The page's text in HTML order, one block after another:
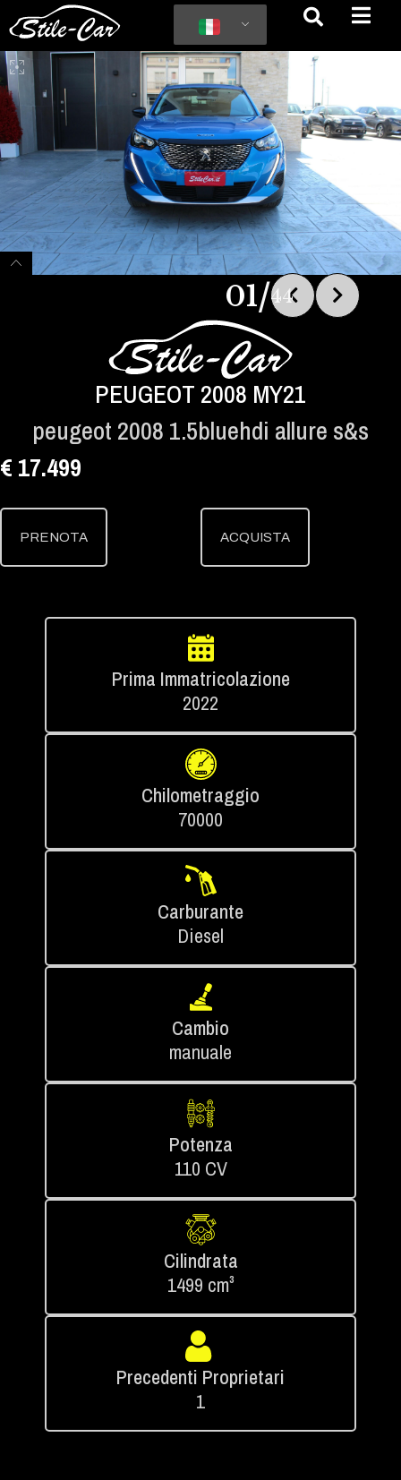
01/44
PEUGEOT 2008 MY21
peugeot 2008 1.5bluehdi allure s&s
€ 17.499
PRENOTA ACQUISTA
Prima Immatricolazione
2022
Chilometraggio
70000
Carburante
Diesel
Cambio
manuale
Potenza
110 CV
Cilindrata
1499 cm³
Precedenti Proprietari
1